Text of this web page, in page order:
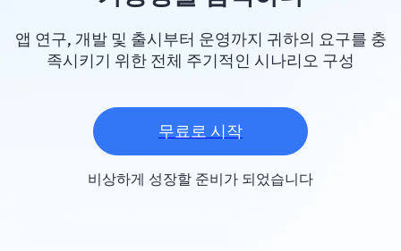
앱 연구, 개발 및 출시부터 운영까지 귀하의 요구를 충
족시키기 위한 전체 주기적인 시나리오 구성
무료로 시작
비상하게 성장할 준비가 되었습니다